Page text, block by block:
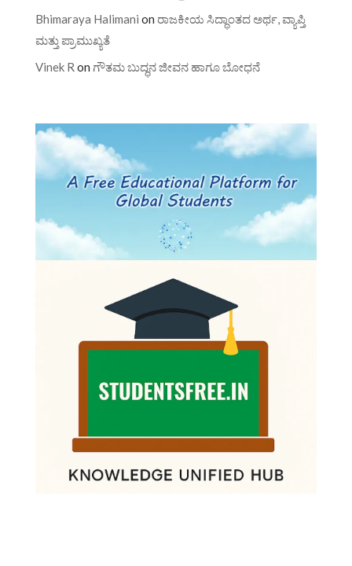
Bhimaraya Halimani on ರಾಜಕೀಯ ಸಿದ್ಧಾಂತದ ಅರ್ಥ, ವ್ಯಾಪ್ತಿ
ಮತ್ತು ಪ್ರಾಮುಖ್ಯತೆ
Vinek R on ಗೌತಮ ಬುದ್ಧನ ಜೀವನ ಹಾಗೂ ಬೋಧನೆ